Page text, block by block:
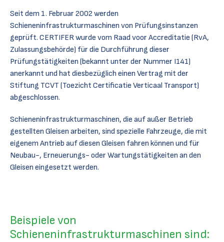
Seit dem 1. Februar 2002 werden
Schieneninfrastrukturmaschinen von Prüfungsinstanzen
geprüft. CERTIFER wurde vom Raad voor Accreditatie (RvA,
Zulassungsbehörde) für die Durchführung dieser
Prüfungstätigkeiten (bekannt unter der Nummer I141)
anerkannt und hat diesbezüglich einen Vertrag mit der
Stiftung TCVT (Toezicht Certificatie Verticaal Transport)
abgeschlossen.
Schieneninfrastrukturmaschinen, die auf außer Betrieb
gestellten Gleisen arbeiten, sind spezielle Fahrzeuge, die mit
eigenem Antrieb auf diesen Gleisen fahren können und für
Neubau-, Erneuerungs- oder Wartungstätigkeiten an den
Gleisen eingesetzt werden.
Beispiele von
Schieneninfrastrukturmaschinen sind: